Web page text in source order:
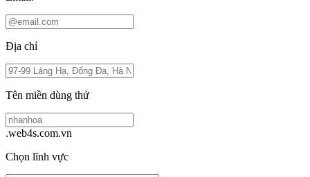
Địa chỉ
Tên miền dùng thử
.web4s.com.vn
Chọn lĩnh vực